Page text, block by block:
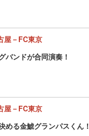
屋－FC東京
バンドが合同演奏！
屋－FC東京
める金鯱グランパスくん！